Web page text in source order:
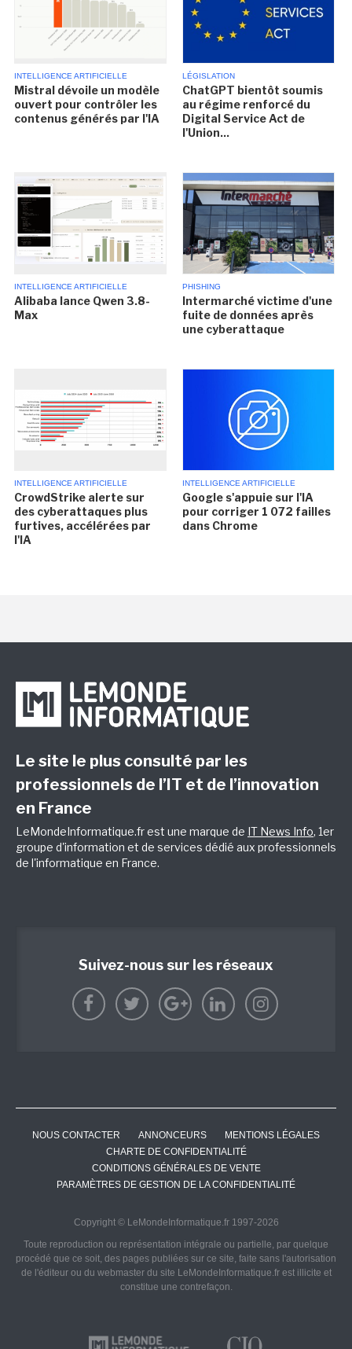
INTELLIGENCE ARTIFICIELLE
Mistral dévoile un modèle
ouvert pour contrôler les
contenus générés par l'IA
LÉGISLATION
ChatGPT bientôt soumis
au régime renforcé du
Digital Service Act de
l'Union...
INTELLIGENCE ARTIFICIELLE
Alibaba lance Qwen 3.8-
Max
PHISHING
Intermarché victime d'une
fuite de données après
une cyberattaque
INTELLIGENCE ARTIFICIELLE
CrowdStrike alerte sur
des cyberattaques plus
furtives, accélérées par
l'IA
INTELLIGENCE ARTIFICIELLE
Google s'appuie sur l'IA
pour corriger 1 072 failles
dans Chrome
Le site le plus consulté par les
professionnels de l’IT et de l’innovation
en France
LeMondeInformatique.fr est une marque de IT News Info, 1er
groupe d'information et de services dédié aux professionnels
de l'informatique en France.
Suivez-nous sur les réseaux
NOUS CONTACTER ANNONCEURS
MENTIONS LÉGALES
CHARTE DE CONFIDENTIALITÉ
CONDITIONS GÉNÉRALES DE VENTE
PARAMÈTRES DE GESTION DE LA CONFIDENTIALITÉ
Copyright © LeMondeInformatique.fr 1997-2026
Toute reproduction ou représentation intégrale ou partielle, par quelque
procédé que ce soit, des pages publiées sur ce site, faite sans l'autorisation
de l'éditeur ou du webmaster du site LeMondeInformatique.fr est illicite et
constitue une contrefaçon.